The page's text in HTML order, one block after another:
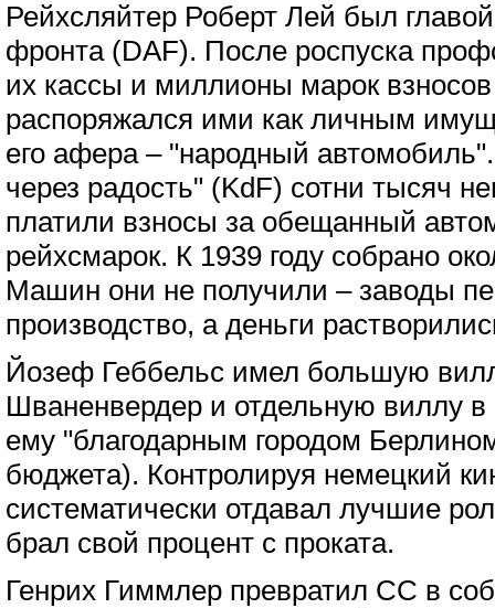
Рейхсляйтер Роберт Лей был главой
фронта (DAF). После роспуска
их кассы и миллионы марок
распоряжался ими как личным
его афера – "народный
через радость" (KdF) сотни тысяч
платили взносы за обещанный
рейхсмарок. К 1939 году собрано
Машин они не получили – заводы
производство, а деньги
Йозеф Геббельс имел большую
Шваненвердер и отдельную виллу в
ему "благодарным городом
бюджета). Контролируя немецкий
систематически отдавал лучшие
брал свой процент с проката.
Генрих Гиммлер превратил СС в